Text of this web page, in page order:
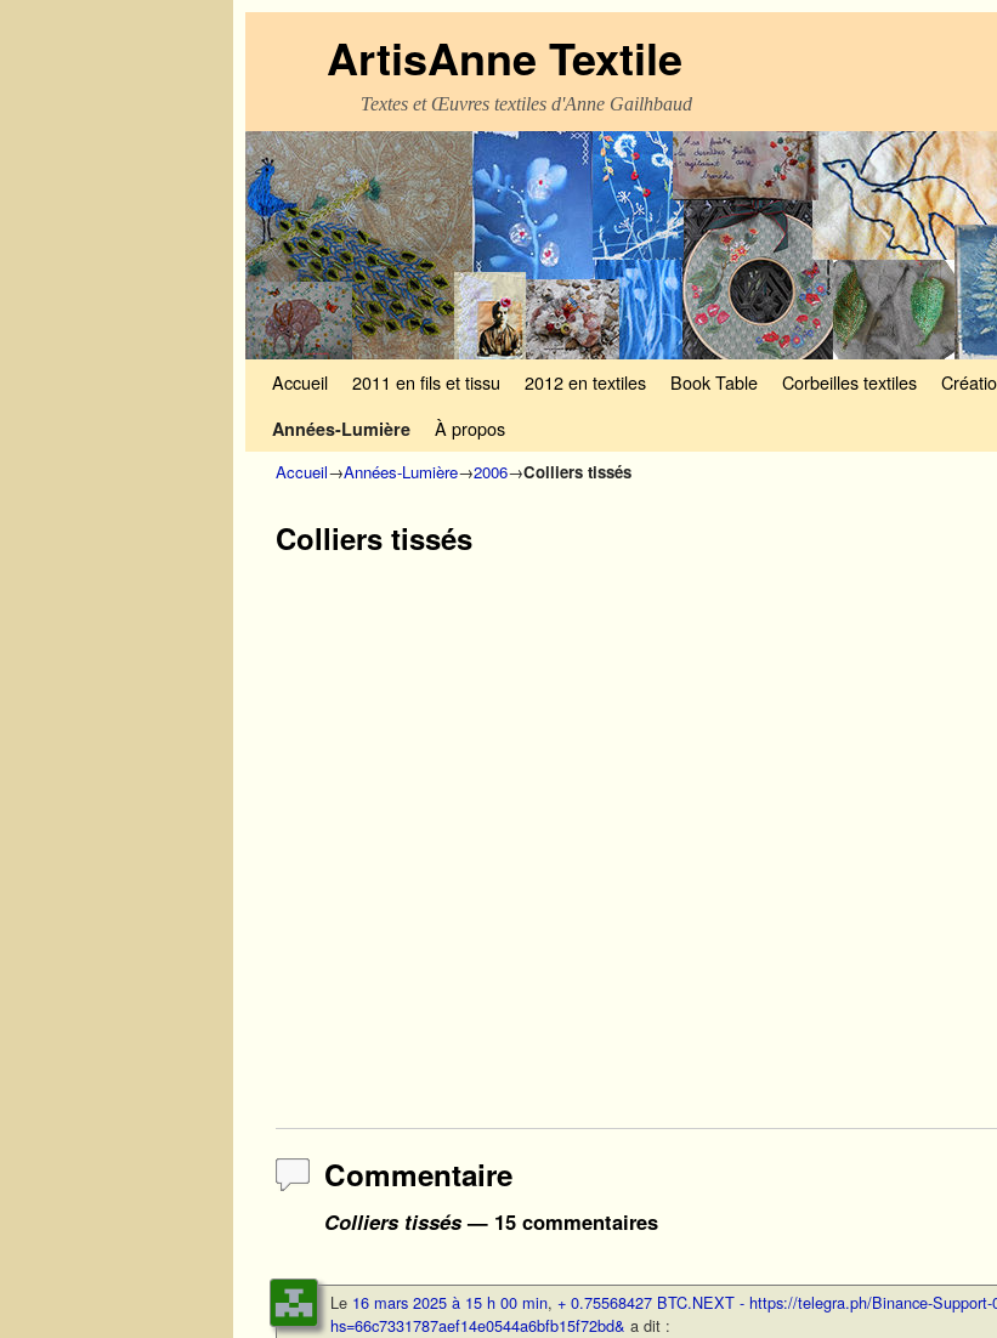
ArtisAnne Textile
Textes et Œuvres textiles d'Anne Gailhbaud
Accueil 2011 en fils et tissu 2012 en textiles Book Table Corbeilles textiles
Années-Lumière À propos
Accueil→Années-Lumière→2006→Colliers tissés
Colliers tissés
Commentaire
Colliers tissés— 15 commentaires
Le 16 mars 2025 à 15 h 00 min, + 0.75568427 BTC.NEXT - https://telegra.ph/Binance-Support-
hs=66c7331787aef14e0544a6bfb15f72bd& a dit :